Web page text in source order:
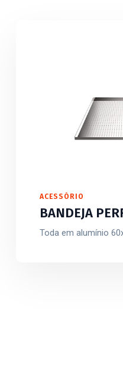
ACESSÓRIO
BANDEJA
Toda em alumínio